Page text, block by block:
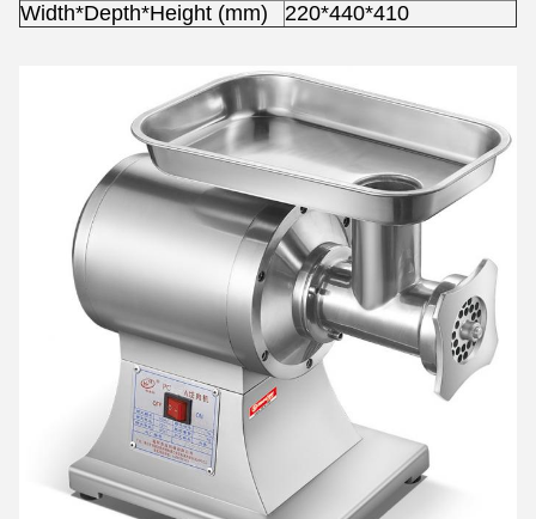
Width*Depth*Height (mm)
220*440*410